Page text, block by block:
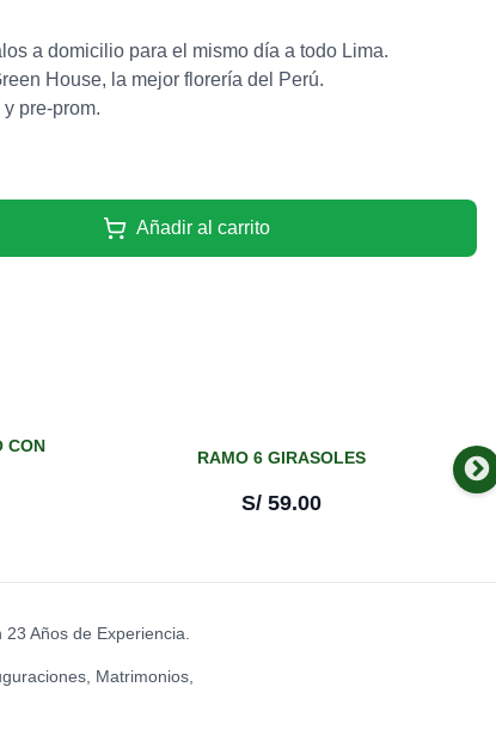
a domicilio para el mismo día a todo Lima.
House, la mejor florería del Perú.
pre-prom.
Añadir al carrito
CON
RAMO 6 GIRASOLES
S/ 59.00
Años de Experiencia.
Matrimonios,